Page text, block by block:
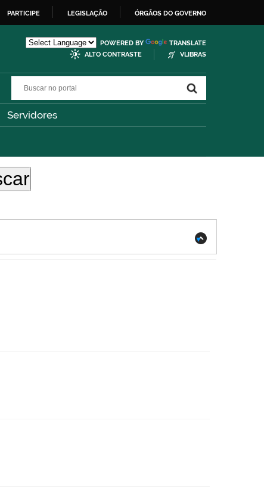
PARTICIPE LEGISLAÇÃO ÓRGÃOS DO GOVERNO
POWERED BY
TRANSLATE
ALTO CONTRASTE
VLIBRAS
Servidores